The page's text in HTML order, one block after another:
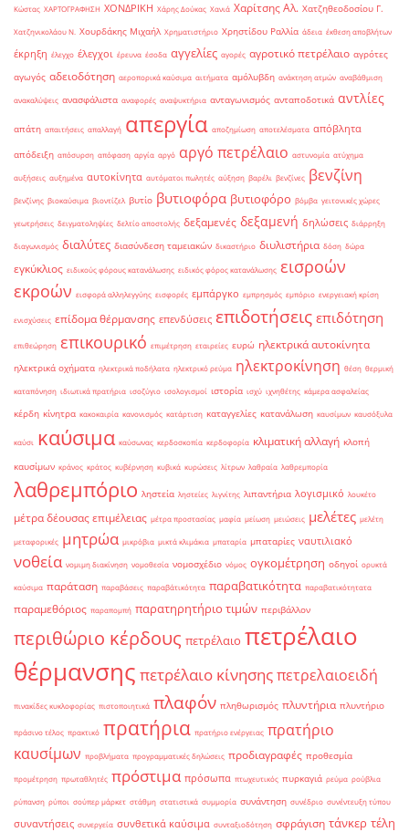
Κώστας ΧΑΡΤΟΓΡΑΦΗΣΗ ΧΟΝΔΡΙΚΗ Χάρης Δούκας Χανιά Χαρίτσης Αλ. Χατζηθεοδοσίου Γ.
Χατζηνικολάου Ν. Χουρδάκης Μιχαήλ Χρηματιστήριο Χρηστίδου Ραλλία άδεια έκθεση αποβλήτων
έκρηξη έλεγχο έλεγχοι έρευνα έσοδα αγγελίες αγορές αγροτικό πετρέλαιο αγρότες
αγωγός αδειοδότηση αεροπορικά καύσιμα αιτήματα αμόλυβδη ανάκτηση ατμών αναβάθμιση
ανακαλύψεις ανασφάλιστα αναφορές αναψυκτήρια ανταγωνισμός ανταποδοτικά αντλίες
απάτη απαιτήσεις απαλλαγή απεργία αποζημίωση αποτελέσματα απόβλητα
απόδειξη απόσυρση απόφαση αργία αργό αργό πετρέλαιο αστυνομία ατύχημα
αυξήσεις αυξημένα αυτοκίνητα αυτόματοι πωλητές αύξηση βαρέλι βενζίνες βενζίνη
βενζίνης βιοκαύσιμα βιοντίζελ βυτίο βυτιοφόρα βυτιοφόρο βόμβα γειτονικές χώρες
γεωτρήσεις δειγματοληψίες δελτίο αποστολής δεξαμενές δεξαμενή δηλώσεις διάρρηξη
διαγωνισμός διαλύτες διασύνδεση ταμειακών δικαστήριο διυλιστήρια δόση δώρα
εγκύκλιος ειδικούς φόρους κατανάλωσης ειδικός φόρος κατανάλωσης εισροών
εκροών εισφορά αλληλεγγύης εισφορές εμπάργκο εμπρησμός εμπόριο ενεργειακή κρίση
ενισχύσεις επίδομα θέρμανσης επενδύσεις επιδοτήσεις επιδότηση
επιθεώρηση επικουρικό επιμέτρηση εταιρείες ευρώ ηλεκτρικά αυτοκίνητα
ηλεκτρικά οχήματα ηλεκτρικά ποδήλατα ηλεκτρικό ρεύμα ηλεκτροκίνηση θέση θερμική
καταπόνηση ιδιωτικά πρατήρια ισοζύγιο ισολογισμοί ιστορία ισχύ ιχνηθέτης κάμερα ασφαλείας
κέρδη κίνητρα κακοκαιρία κανονισμός κατάρτιση καταγγελίες κατανάλωση καυσίμων καυσόξυλα
καύσι καύσιμα καύσωνας κερδοσκοπία κερδοφορία κλιματική αλλαγή κλοπή
καυσίμων κράνος κράτος κυβέρνηση κυβικά κυρώσεις λίτρων λαθραία λαθρεμπορία
λαθρεμπόριο ληστεία ληστείες λιγνίτης λιπαντήρια λογισμικό λουκέτο
μέτρα δέουσας επιμέλειας μέτρα προστασίας μαφία μείωση μειώσεις μελέτες μελέτη
μεταφορικές μητρώα μικρόβια μικτά κλιμάκια μπαταρία μπαταρίες ναυτιλιακό
νοθεία νομιμη διακίνηση νομοθεσία νομοσχέδιο νόμος ογκομέτρηση οδηγοί ορυκτά
καύσιμα παράταση παραβάσεις παραβάτικότητα παραβατικότητα παραβατικότητατα
παραμεθόριος παραπομπή παρατηρητήριο τιμών περιβάλλον
περιθώριο κέρδους πετρέλαιο πετρέλαιο
θέρμανσης πετρέλαιο κίνησηςπετρελαιοειδή
πινακίδες κυκλοφορίας πιστοποιητικά πλαφόν πληθωρισμός πλυντήρια πλυντήριο
πράσινο τέλος πρακτικό πρατήρια πρατήριο ενέργειας πρατήριο
καυσίμων προβλήματα προγραμματικές δηλώσεις προδιαγραφές προθεσμία
προμέτρηση πρωταθλητές πρόστιμα πρόσωπα πτωχευτικός πυρκαγιά ρεύμα ρούβλια
ρύπανση ρύποι σούπερ μάρκετ στάθμη στατιστικά συμμορία συνάντηση συνέδριο συνέντευξη τύπου
συναντήσεις συνεργεία συνθετικά καύσιμα συνταξιοδότηση σφράγιση τάνκερ τέλη